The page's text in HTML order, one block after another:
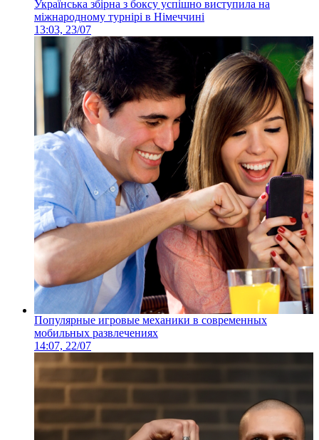
Українська збірна з боксу успішно виступила на
міжнародному турнірі в Німеччині
13:03, 23/07
Популярные игровые механики в современных
мобильных развлечениях
14:07, 22/07